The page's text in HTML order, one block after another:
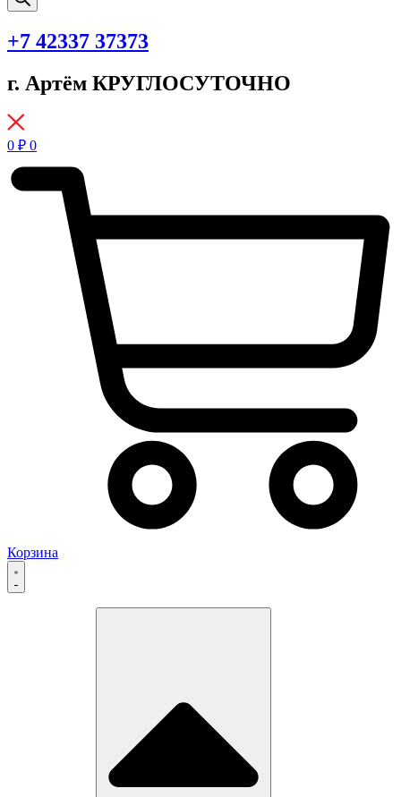
+7 42337 37373
г. Артём КРУГЛОСУТОЧНО
0 ₽ 0
Корзина